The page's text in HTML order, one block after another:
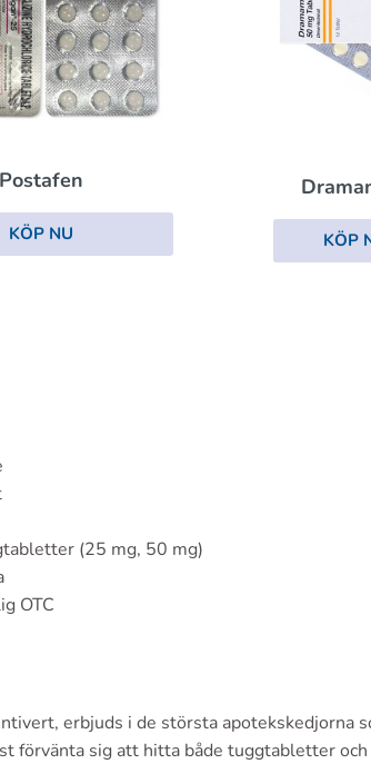
Postafen
KÖP NU KÖP
(25 mg, 50 mg)
OTC
erbjuds i de största apotekskedjorna
förvänta sig att hitta både tuggtabletter